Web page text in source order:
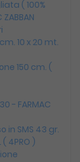
( 100%
10 x 20 mt.
150 cm. (
- FARMAC
in SMS 43 gr.
4PRO )